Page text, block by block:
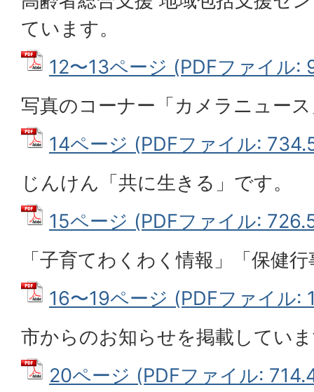
ています。
12〜13ページ (PDFファイル:
写真のコーナー「カメラニュー
14ページ (PDFファイル:
じんけん「共に生きる」です。
15ページ (PDFファイル:
「子育てわくわく情報」「保健
16〜19ページ (PDFファイル:
市からのお知らせを掲載してい
20ページ (PDFファイル: